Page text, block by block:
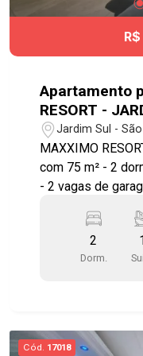
Apartamento
RESORT -
Jardim Sul -
MAXXIMO RESORT -
com 75 m² - 2
- 2 vagas de garagem
apartamento,
social, sala para
fechada em
Piscina com Raia
2
Dorm.
Cód. 17018